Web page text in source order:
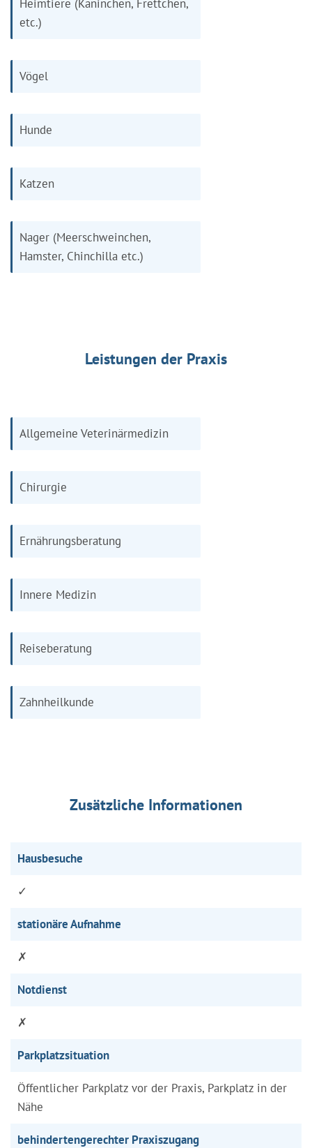
Heimtiere (Kaninchen, Frettchen,
etc.)
Vögel
Hunde
Katzen
Nager (Meerschweinchen,
Hamster, Chinchilla etc.)
Leistungen der Praxis
Allgemeine Veterinärmedizin
Chirurgie
Ernährungsberatung
Innere Medizin
Reiseberatung
Zahnheilkunde
Zusätzliche Informationen
Hausbesuche
✓
stationäre Aufnahme
✗
Notdienst
✗
Parkplatzsituation
Öffentlicher Parkplatz vor der Praxis, Parkplatz in der
Nähe
behindertengerechter Praxiszugang